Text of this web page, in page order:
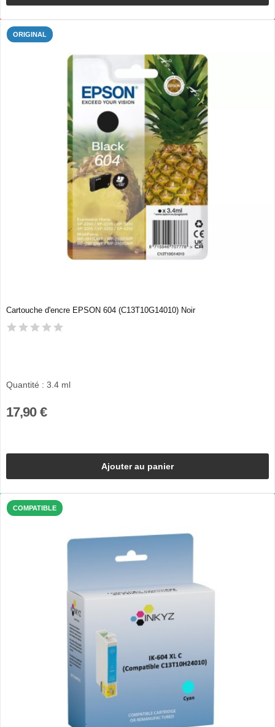
ORIGINAL
Cartouche d'encre EPSON 604 (C13T10G14010) Noir
Quantité : 3.4 ml
17,90 €
Ajouter au panier
COMPATIBLE